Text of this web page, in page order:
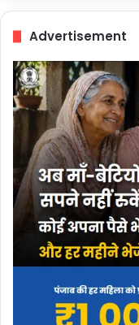
Advertisement